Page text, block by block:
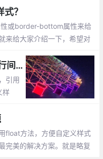
？
或border-bottom属性来给
来给大家介绍一下，希望对
原生js获取、添加、修改_非行间css样式
引用
样
、添
float方法，方便自定义样式
完美的解决方案。就是略复